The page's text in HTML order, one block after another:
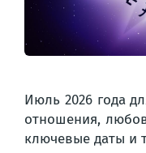
Июль 2026 года
отношения,
ключевые даты и